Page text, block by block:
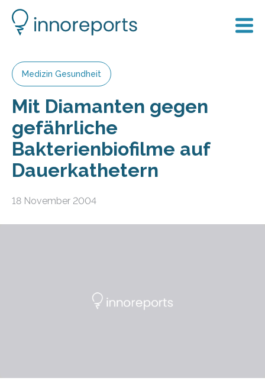
Medizin Gesundheit
Mit Diamanten gegen
gefährliche
Bakterienbiofilme auf
Dauerkathetern
18 November 2004